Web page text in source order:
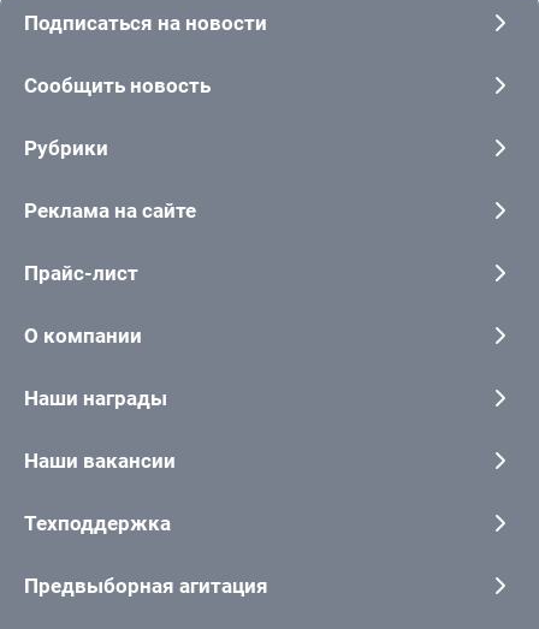
Подписаться на новости
Сообщить новость
Рубрики
Реклама на сайте
Прайс-лист
О компании
Наши награды
Наши вакансии
Техподдержка
Предвыборная агитация